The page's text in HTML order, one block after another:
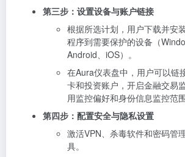
第三步：设置设备与账户链接
根据所选计划，用户下载并安
程序到需要保护的设备（
Android、iOS）。
在Aura仪表盘中，用户可以链
卡和投资账户，开启金融交易
用监控偏好和身份信息监控范围
第四步：配置安全与隐私设置
激活VPN、杀毒软件和密码管
具。